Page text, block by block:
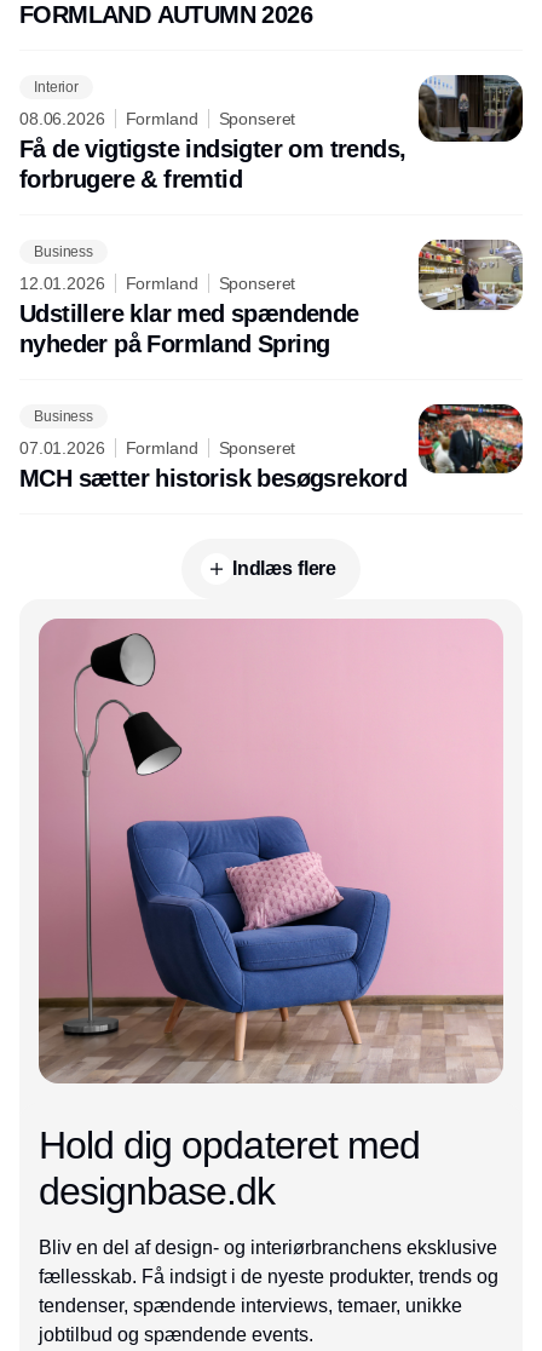
FORMLAND AUTUMN 2026
Interior
08.06.2026 Formland Sponseret
Få de vigtigste indsigter om trends,
forbrugere & fremtid
Business
12.01.2026 Formland Sponseret
Udstillere klar med spændende
nyheder på Formland Spring
Business
07.01.2026 Formland Sponseret
MCH sætter historisk besøgsrekord
Indlæs flere
Hold dig opdateret med
designbase.dk
Bliv en del af design- og interiørbranchens eksklusive
fællesskab. Få indsigt i de nyeste produkter, trends og
tendenser, spændende interviews, temaer, unikke
jobtilbud og spændende events.